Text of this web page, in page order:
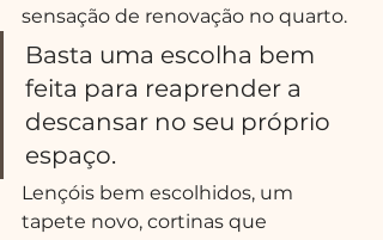
sensação de renovação no quarto.
Basta uma escolha bem
feita para reaprender a
descansar no seu próprio
espaço.
Lençóis bem escolhidos, um
tapete novo, cortinas que